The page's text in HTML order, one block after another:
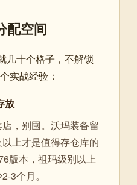
配空间
几十个格子，不解锁
实战经验：
放
，别囤。沃玛装备留
上才是值得存仓库的
版本，祖玛级别以上
3个月。